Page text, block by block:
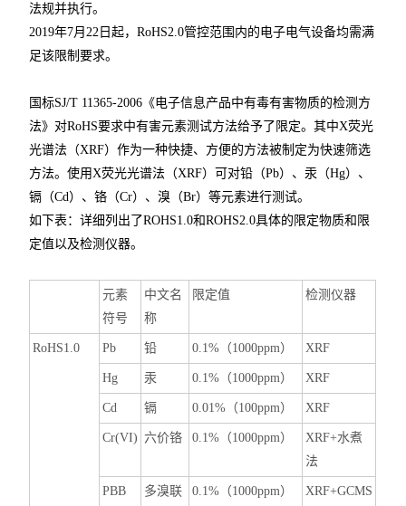
法规并执行。
2019年7月22日起，RoHS2.0管控范围内的电子电气设备均需满
足该限制要求。
国标SJ/T 11365-2006《电子信息产品中有毒有害物质的检测方
法》对RoHS要求中有害元素测试方法给予了限定。其中X荧光
光谱法（XRF）作为一种快捷、方便的方法被制定为快速筛选
方法。使用X荧光光谱法（XRF）可对铅（Pb）、汞（Hg）、
镉（Cd）、铬（Cr）、溴（Br）等元素进行测试。
如下表：详细列出了ROHS1.0和ROHS2.0具体的限定物质和限
定值以及检测仪器。
元素
符号
中文名
称
限定值 检测仪器
RoHS1.0 Pb 铅 0 .1% （1000ppm） XRF
Hg 汞 0 .1% （1000ppm） XRF
Cd 镉 0 .01% （100ppm） XRF
Cr(VI) 六价铬 0 .1% （1000ppm） XRF+水煮
法
PBB
多溴联
0 .1% （1000ppm） XRF+GCMS